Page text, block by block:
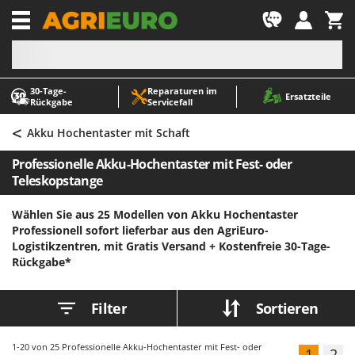
30‑Tage-
Rückgabe
Reparaturen im
Servicefall
Ersatzteile
-1
A
Abbeermaschinen - Traubenmühlen
Abfüllgeräte
Akku Gartenscheren
Akku Gras- und Strauchscheren
Allzwecktransporter - Motorschubkarren
Alu-Teleskopleitern
Anbaubagger Heckbagger für Traktoren
Aschesauger
Astkettensägen - Hochentaster
A
ABAC
AgriEuro Premium
AgriEuro TOP-LINE
AGT
Airmec
AL-KO
ALA 2000
Alpina
Ama
< Akku Hochentaster mit Schaft
Professionelle Akku-Hochentaster mit Fest- oder
Teleskopstange
Wählen Sie aus 25 Modellen von Akku Hochentaster
Professionell sofort lieferbar aus den AgriEuro-
Logistikzentren, mit Gratis Versand + Kostenfreie 30-Tage-
Rückgabe*
Filter Sortieren
1-20 von 25 Professionelle Akku-Hochentaster mit Fest- oder